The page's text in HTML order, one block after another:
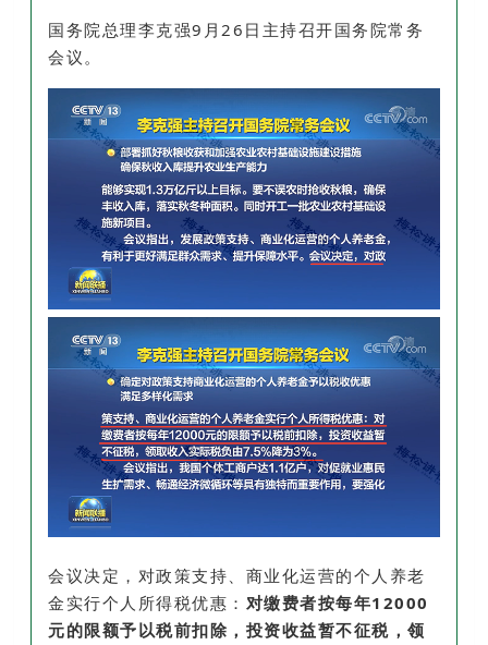
国务院总理李克强9月26日主持召开国务院常务
会议。
会议决定，对政策支持、商业化运营的个人养老
金实行个人所得税优惠： 对缴费者按每年12000
元的限额予以税前扣除，投资收益暂不征税，领